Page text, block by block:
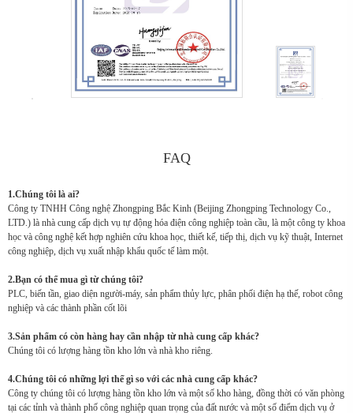
FAQ
1.Chúng tôi là ai?
Công ty TNHH Công nghệ Zhongping Bắc Kinh (Beijing Zhongping Technology Co.,
LTD.) là nhà cung cấp dịch vụ tự động hóa điện công nghiệp toàn cầu, là một công ty khoa
học và công nghệ kết hợp nghiên cứu khoa học, thiết kế, tiếp thị, dịch vụ kỹ thuật, Internet
công nghiệp, dịch vụ xuất nhập khẩu quốc tế làm một.
2.Bạn có thể mua gì từ chúng tôi?
PLC, biến tần, giao diện người-máy, sản phẩm thủy lực, phân phối điện hạ thế, robot công
nghiệp và các thành phần cốt lõi
3.Sản phẩm có còn hàng hay cần nhập từ nhà cung cấp khác?
Chúng tôi có lượng hàng tồn kho lớn và nhà kho riêng.
4.Chúng tôi có những lợi thế gì so với các nhà cung cấp khác?
Công ty chúng tôi có lượng hàng tồn kho lớn và một số kho hàng, đồng thời có văn phòng
tại các tỉnh và thành phố công nghiệp quan trọng của đất nước và một số điểm dịch vụ ở